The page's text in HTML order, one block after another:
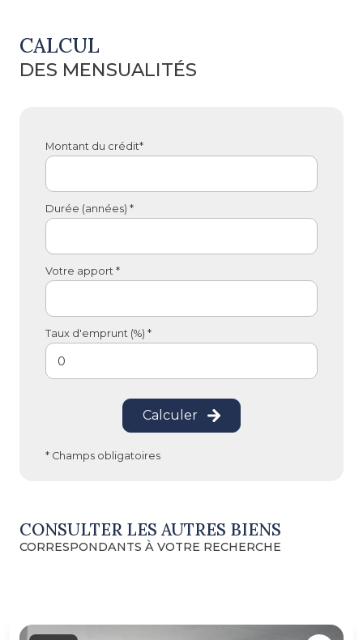
CALCUL
DES MENSUALITÉS
Montant du crédit*
Durée (années) *
Votre apport *
Taux d'emprunt (%) *
Calculer
* Champs obligatoires
CONSULTER LES AUTRES BIENS
CORRESPONDANTS À VOTRE RECHERCHE